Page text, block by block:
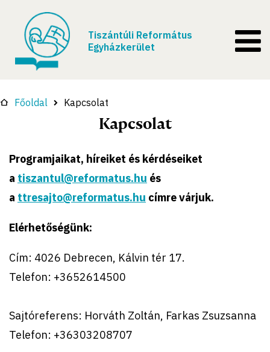
Tiszántúli Református
Egyházkerület
Főoldal Kapcsolat
Kapcsolat
Programjaikat, híreiket és kérdéseiket
a tiszantul@reformatus.hu és
a ttresajto@reformatus.hu címre várjuk.
Elérhetőségünk:
Cím: 4026 Debrecen, Kálvin tér 17.
Telefon: +3652614500
Sajtóreferens: Horváth Zoltán, Farkas Zsuzsanna
Telefon: +36303208707